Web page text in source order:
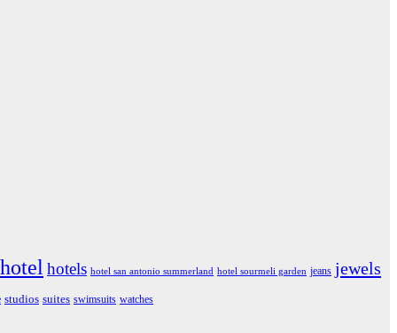
hotel hotels hotel san antonio summerland hotel sourmeli garden jeans jewels
studios suites swimsuits watches